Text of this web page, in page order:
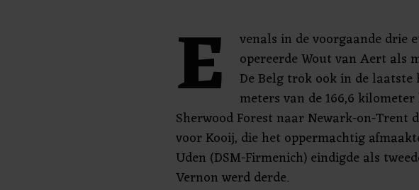
E
venals in de voorgaande drie
opereerde Wout van Aert als
De Belg trok ook in de laatste
meters van de 166,6
Sherwood Forest naar Newark-on-Trent
voor Kooij, die het oppermachtig
Uden (DSM-Firmenich) eindigde als
Vernon werd derde.